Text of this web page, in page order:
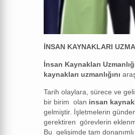
İNSAN KAYNAKLARI
İnsan Kaynakları
kaynakları uzmanlığını
Tarih olaylara, sürece ve
bir birim olan insan
gelmiştir. İşletmelerin
gerektiren görevlerin
Bu gelişimde tam